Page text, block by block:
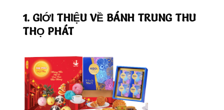
1. GIỚI THIỆU VỀ BÁNH TRUNG THU
THỌ PHÁT